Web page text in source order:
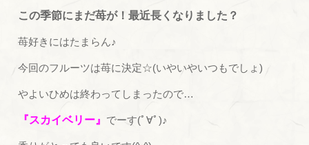
この季節にまだ苺が！最近長くなりました？
苺好きにはたまらん♪
今回のフルーツは苺に決定☆(いやいやいつもでしょ)
やよいひめは終わってしまったので…
『スカイベリー』 でーす(ﾟ∀ﾟ)♪